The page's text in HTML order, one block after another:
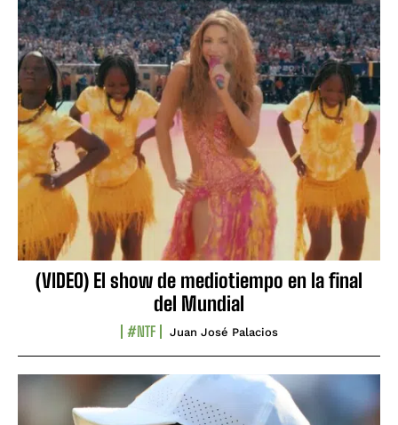
(VIDEO) El show de mediotiempo en la final
del Mundial
#NTF Juan José Palacios